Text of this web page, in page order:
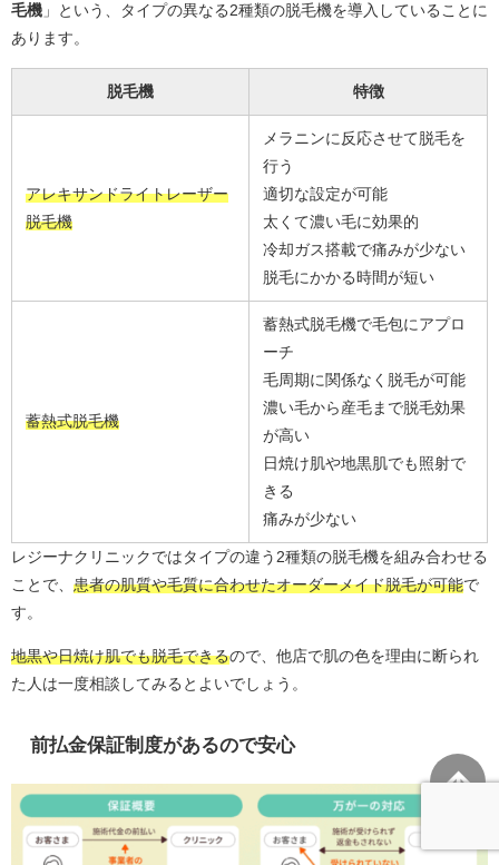
毛機 」という、タイプの異なる2種類の脱毛機を導入していることに
あります。
脱毛機 特徴
アレキサンドライトレーザー
脱毛機
メラニンに反応させて脱毛を
行う
適切な設定が可能
太くて濃い毛に効果的
冷却ガス搭載で痛みが少ない
脱毛にかかる時間が短い
蓄熱式脱毛機
蓄熱式脱毛機で毛包にアプロ
ーチ
毛周期に関係なく脱毛が可能
濃い毛から産毛まで脱毛効果
が高い
日焼け肌や地黒肌でも照射で
きる
痛みが少ない
レジーナクリニックではタイプの違う2種類の脱毛機を組み合わせる
ことで、 患者の肌質や毛質に合わせたオーダーメイド脱毛が可能で
す。
地黒や日焼け肌でも脱毛できるので、他店で肌の色を理由に断られ
た人は一度相談してみるとよいでしょう。
前払金保証制度があるので安心